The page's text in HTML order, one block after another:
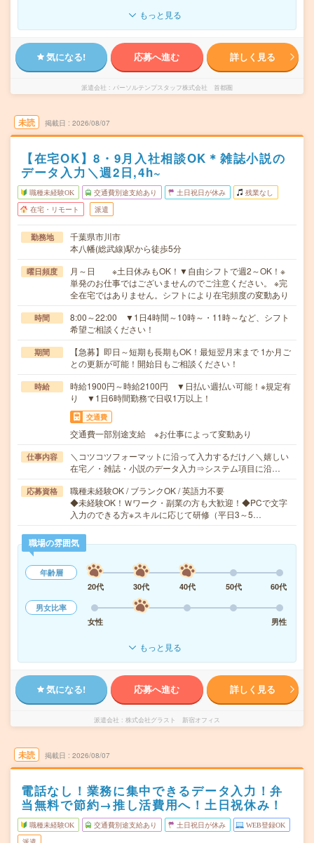
もっと見る
気になる! 応募へ進む 詳しく見る
派遣会社 パーソルテンプスタッフ株式会社 首都圏
未読 掲載日 2026/08/07
【在宅OK】8・9月入社相談OK＊雑誌小説の
データ入力＼週2日,4h~
職種未経験OK 交通費別途支給あり 土日祝日が休み 残業なし
在宅・リモート 派遣
勤務地
千葉県市川市
本八幡(総武線)駅から徒歩5分
曜日頻度
月～日 ※土日休みもOK！▼自由シフトで週2～OK！※
単発のお仕事ではございませんのでご注意ください。 ※完
全在宅ではありません。シフトにより在宅頻度の変動あり
時間
8:00～22:00 ▼1日4時間～10時～・11時～など、シフト
希望ご相談ください！
期間
【急募】即日～短期も長期もOK！最短翌月末まで 1か月ご
との更新が可能！開始日もご相談ください！
時給
時給1900円～時給2100円 ▼日払い週払い可能！※規定有
り ▼1日6時間勤務で日収1万以上！
交通費
交通費一部別途支給 ※お仕事によって変動あり
仕事内容
＼コツコツフォーマットに沿って入力するだけ／＼嬉しい
在宅／・雑誌・小説のデータ入力⇒システム項目に沿…
応募資格
職種未経験OK / ブランクOK / 英語力不要
◆未経験OK！Ｗワーク・副業の方も大歓迎！◆PCで文字
入力のできる方※スキルに応じて研修（平日3～5…
職場の雰囲気
年齢層
20代
30代 40代 50代
60代
男女比率
女性
男性
もっと見る
気になる! 応募へ進む 詳しく見る
派遣会社 株式会社グラスト 新宿オフィス
未読 掲載日 2026/08/07
電話なし！業務に集中できるデータ入力！弁
当無料で節約→推し活費用へ！土日祝休み！
職種未経験OK 交通費別途支給あり 土日祝日が休み WEB登録OK
派遣